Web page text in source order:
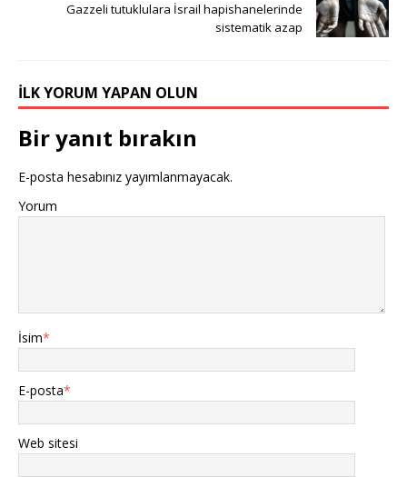
Gazzeli tutuklulara İsrail hapishanelerinde
sistematik azap
İLK YORUM YAPAN OLUN
Bir yanıt bırakın
E-posta hesabınız yayımlanmayacak.
Yorum
İsim*
E-posta*
Web sitesi